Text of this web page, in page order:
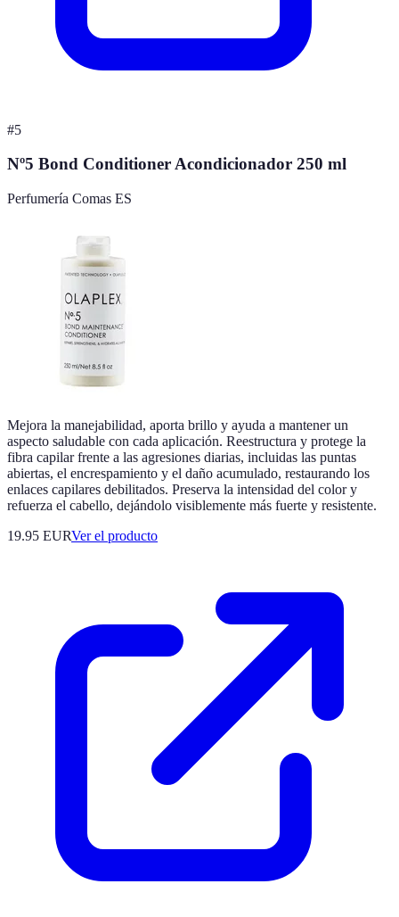
#5
Nº5 Bond Conditioner Acondicionador 250 ml
Perfumería Comas ES
Mejora la manejabilidad, aporta brillo y ayuda a mantener un
aspecto saludable con cada aplicación. Reestructura y protege la
fibra capilar frente a las agresiones diarias, incluidas las puntas
abiertas, el encrespamiento y el daño acumulado, restaurando los
enlaces capilares debilitados. Preserva la intensidad del color y
refuerza el cabello, dejándolo visiblemente más fuerte y resistente.
19.95 EURVer el producto